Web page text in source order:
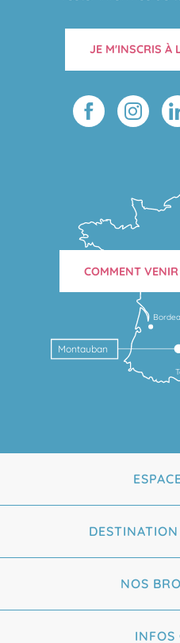
JE M'INSCRIS À
Montauban
COMMENT
NOS
INFOS